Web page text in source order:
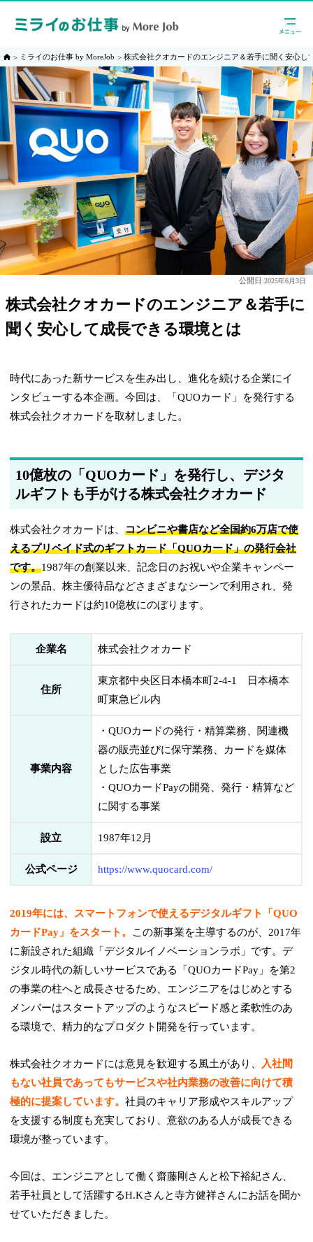
ミライのお仕事 by MoreJob 株式会社クオカードのエンジニア＆若手に聞く安心し
公開日:2025年6月3日
株式会社クオカードのエンジニア＆若手に
聞く安心して成長できる環境とは
時代にあった新サービスを生み出し、進化を続ける企業にイ
ンタビューする本企画。今回は、「QUOカード」を発行する
株式会社クオカードを取材しました。
10億枚の「QUOカード」を発行し、デジタ
ルギフトも手がける株式会社クオカード
株式会社クオカードは、コンビニや書店など全国約6万店で使
えるプリペイド式のギフトカード「QUOカード」の発行会社
です。1987年の創業以来、記念日のお祝いや企業キャンペー
ンの景品、株主優待品などさまざまなシーンで利用され、発
行されたカードは約10億枚にのぼります。
企業名 株式会社クオカード
住所
東京都中央区日本橋本町2-4-1 日本橋本
町東急ビル内
事業内容
・QUOカードの発行・精算業務、関連機
器の販売並びに保守業務、カードを媒体
とした広告事業
・QUOカードPayの開発、発行・精算など
に関する事業
設立 1987年12月
公式ページ https://www.quocard.com/
2019年には、スマートフォンで使えるデジタルギフト「QUO
カードPay」をスタート。
この新事業を主導するのが、2017年
に新設された組織「デジタルイノベーションラボ」です。デ
ジタル時代の新しいサービスである「QUOカードPay」を第2
の事業の柱へと成長させるため、エンジニアをはじめとする
メンバーはスタートアップのようなスピード感と柔軟性のあ
る環境で、精力的なプロダクト開発を行っています。
株式会社クオカードには意見を歓迎する風土があり、 入社間
もない社員であってもサービスや社内業務の改善に向けて積
極的に提案しています。社員のキャリア形成やスキルアップ
を支援する制度も充実しており、意欲のある人が成長できる
環境が整っています。
今回は、エンジニアとして働く齋藤剛さんと松下裕紀さん、
若手社員として活躍するH.Kさんと寺方健祥さんにお話を聞か
せていただきました。